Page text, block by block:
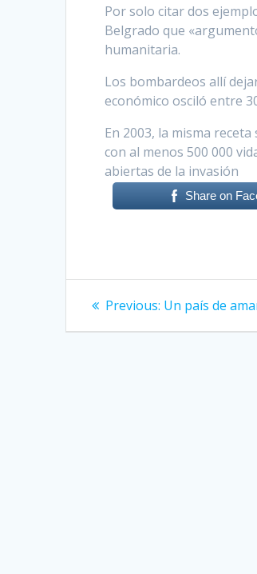
Por solo citar dos
Belgrado que
humanitaria.
Los bombardeos allí
económico osciló entre
En 2003, la misma
con al menos 500 000
abiertas de la invasión
Share on
Post
navigation
Previous: Previous
Un país de